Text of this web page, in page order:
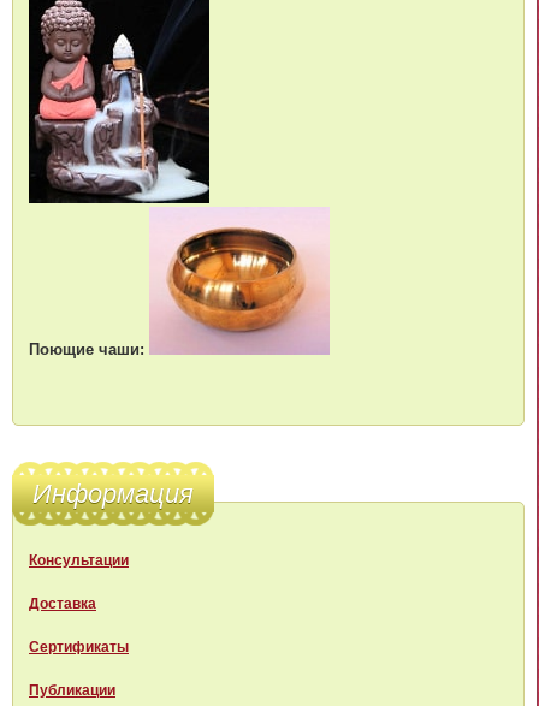
Поющие чаши:
Информация
Консультации
Доставка
Сертификаты
Публикации